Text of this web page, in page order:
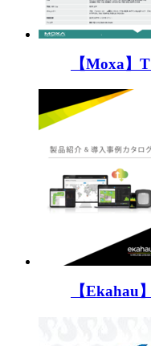
【Moxa】
【Ekahau